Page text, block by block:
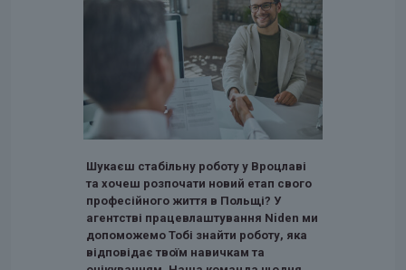
Шукаєш стабільну роботу у Вроцлаві
та хочеш розпочати новий етап свого
професійного життя в Польщі? У
агентстві працевлаштування Niden ми
допоможемо Тобі знайти роботу, яка
відповідає твоїм навичкам та